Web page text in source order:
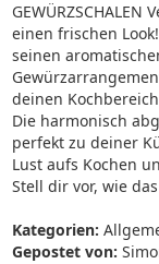
einen frischen
seinen
deinen
Die harmonisch
perfekt zu deiner
Lust aufs Kochen
Stell dir vor, wie
Kategorien:
Gepostet von: